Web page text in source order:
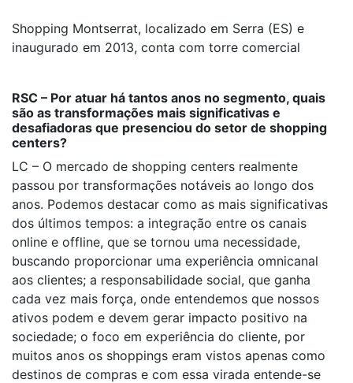
Shopping Montserrat, localizado em Serra (ES) e
inaugurado em 2013, conta com torre comercial
RSC – Por atuar há tantos anos no segmento, quais
são as transformações mais significativas e
desafiadoras que presenciou do setor de shopping
centers?
LC – O mercado de shopping centers realmente
passou por transformações notáveis ao longo dos
anos. Podemos destacar como as mais significativas
dos últimos tempos: a integração entre os canais
online e offline, que se tornou uma necessidade,
buscando proporcionar uma experiência omnicanal
aos clientes; a responsabilidade social, que ganha
cada vez mais força, onde entendemos que nossos
ativos podem e devem gerar impacto positivo na
sociedade; o foco em experiência do cliente, por
muitos anos os shoppings eram vistos apenas como
destinos de compras e com essa virada entende-se